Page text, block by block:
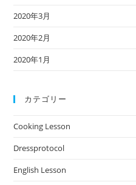
2020年3月
2020年2月
2020年1月
カテゴリー
Cooking Lesson
Dressprotocol
English Lesson